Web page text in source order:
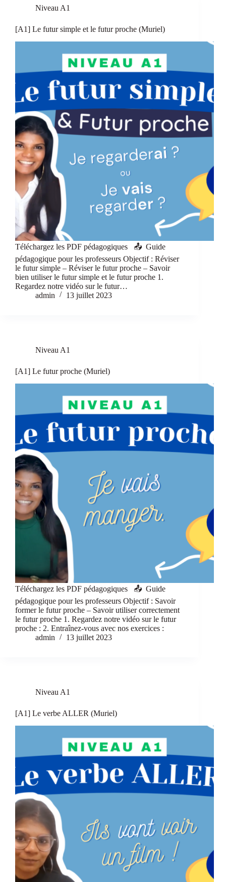
Niveau A1
[A1] Le futur simple et le futur proche (Muriel)
Téléchargez les PDF pédagogiques 📤 Guide
pédagogique pour les professeurs Objectif : Réviser
le futur simple – Réviser le futur proche – Savoir
bien utiliser le futur simple et le futur proche 1.
Regardez notre vidéo sur le futur…
admin
13 juillet 2023
Niveau A1
[A1] Le futur proche (Muriel)
Téléchargez les PDF pédagogiques 📤 Guide
pédagogique pour les professeurs Objectif : Savoir
former le futur proche – Savoir utiliser correctement
le futur proche 1. Regardez notre vidéo sur le futur
proche : 2. Entraînez-vous avec nos exercices :
admin
13 juillet 2023
Niveau A1
[A1] Le verbe ALLER (Muriel)